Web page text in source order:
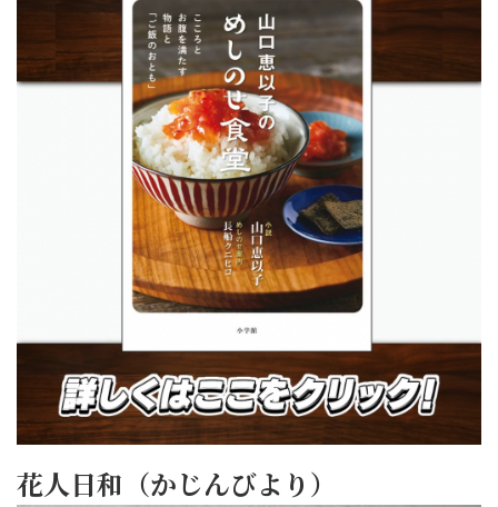
花人日和（かじんびより）